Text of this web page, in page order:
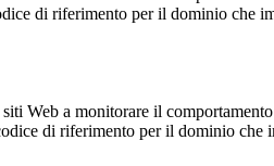
di riferimento per il dominio che
Web a monitorare il
di riferimento per il dominio che